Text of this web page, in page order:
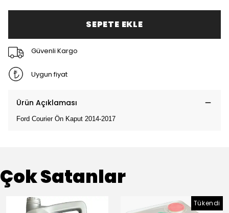
SEPETE EKLE
Güvenli Kargo
Uygun fiyat
Ürün Açıklaması
Ford Courier Ön Kaput 2014-2017
Çok Satanlar
Tükendi